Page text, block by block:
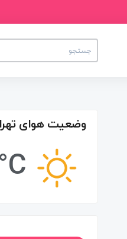
وضعیت هوای